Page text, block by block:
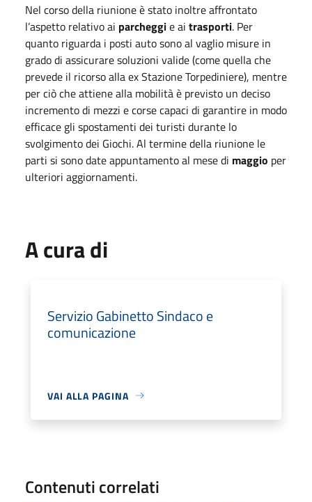
Nel corso della riunione è stato inoltre affrontato
l’aspetto relativo ai parcheggie ai trasporti. Per
quanto riguarda i posti auto sono al vaglio misure in
grado di assicurare soluzioni valide (come quella che
prevede il ricorso alla ex Stazione Torpediniere), mentre
per ciò che attiene alla mobilità è previsto un deciso
incremento di mezzi e corse capaci di garantire in modo
efficace gli spostamenti dei turisti durante lo
svolgimento dei Giochi. Al termine della riunione le
parti si sono date appuntamento al mese di maggio per
ulteriori aggiornamenti.
A cura di
Servizio Gabinetto Sindaco e
comunicazione
VAI ALLA PAGINA
Contenuti correlati